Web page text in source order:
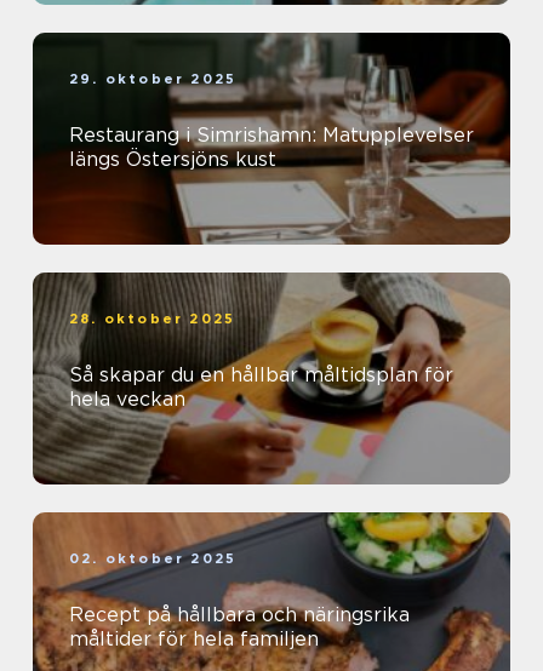
29. oktober 2025
Restaurang i Simrishamn: Matupplevelser
längs Östersjöns kust
28. oktober 2025
Så skapar du en hållbar måltidsplan för
hela veckan
02. oktober 2025
Recept på hållbara och näringsrika
måltider för hela familjen